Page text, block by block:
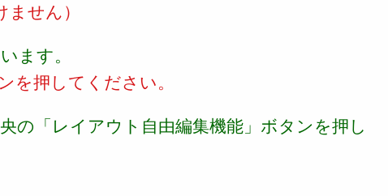
せん）
ます。
を押してください。
の「レイアウト自由編集機能」ボタンを押し